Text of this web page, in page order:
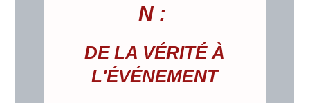
N :
DE LA VÉRITÉ À
L'ÉVÉNEMENT